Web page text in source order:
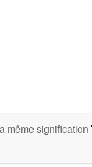
même signification